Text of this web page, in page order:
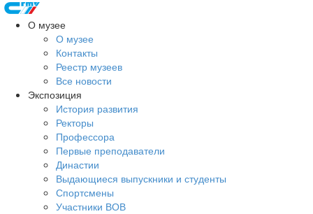
О музее
О музее
Контакты
Реестр музеев
Все новости
Экспозиция
История развития
Ректоры
Профессора
Первые преподаватели
Династии
Выдающиеся выпускники и студенты
Спортсмены
Участники ВОВ